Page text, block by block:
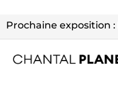
Prochaine exposition :